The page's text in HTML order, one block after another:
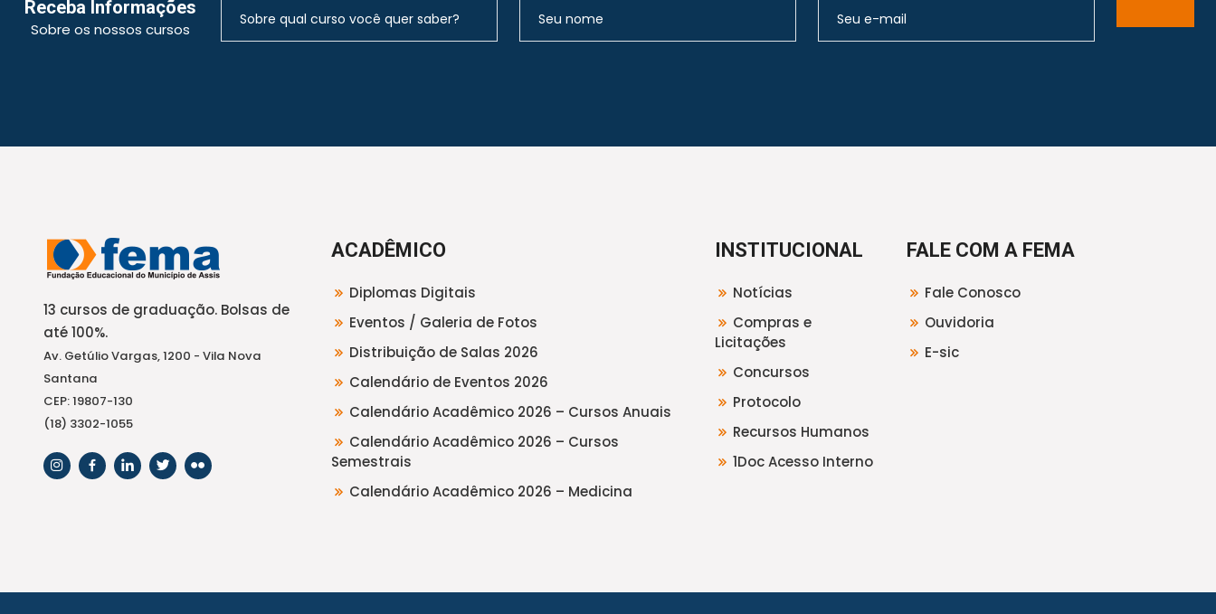
Receba Informações
Sobre os nossos cursos
13 cursos de graduação. Bolsas de
até 100%.
Av. Getúlio Vargas, 1200 - Vila Nova
Santana
CEP: 19807-130
(18) 3302-1055
ACADÊMICO
Diplomas Digitais
Eventos / Galeria de Fotos
Distribuição de Salas 2026
Calendário de Eventos 2026
Calendário Acadêmico 2026 – Cursos Anuais
Calendário Acadêmico 2026 – Cursos
Semestrais
Calendário Acadêmico 2026 – Medicina
INSTITUCIONAL
Notícias
Compras e
Licitações
Concursos
Protocolo
Recursos Humanos
1Doc Acesso Interno
FALE COM A FEMA
Fale Conosco
Ouvidoria
E-sic